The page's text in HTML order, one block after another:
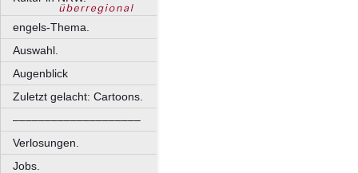
engels-Thema.
Auswahl.
Augenblick
Zuletzt gelacht: Cartoons.
––––––––––––––––––––
Verlosungen.
Jobs.